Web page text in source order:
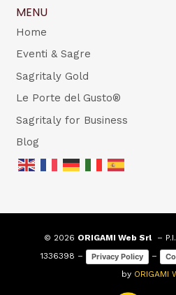
MENU
Home
Eventi & Sagre
Sagritaly Gold
Le Porte del Gusto®
Sagritaly for Business
Blog
© 2026 ORIGAMI Web Srl– P.I.
1336398 –
Privacy Policy –
by ORIGAMI